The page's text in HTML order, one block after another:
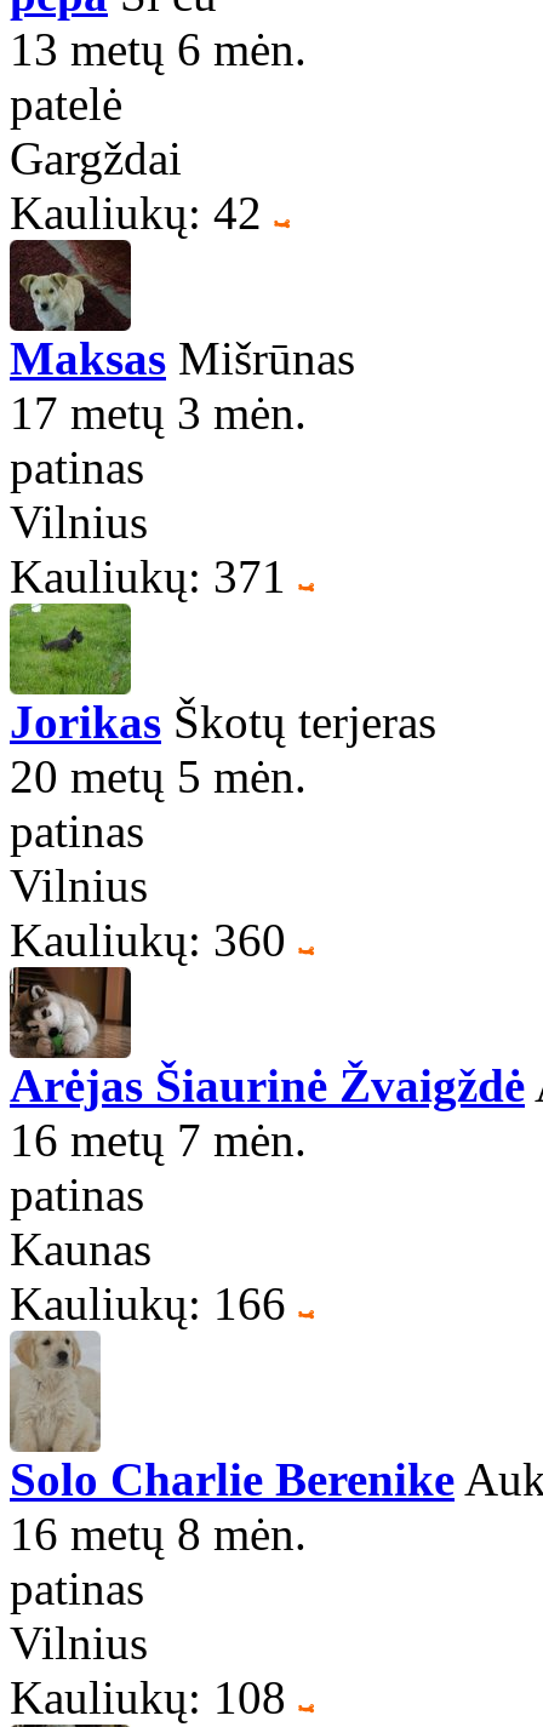
13 metų 6 mėn.
patelė
Gargždai
Kauliukų: 42
Maksas Mišrūnas
17 metų 3 mėn.
patinas
Vilnius
Kauliukų: 371
Jorikas Škotų terjeras
20 metų 5 mėn.
patinas
Vilnius
Kauliukų: 360
Arėjas Šiaurinė Žvaigždė
16 metų 7 mėn.
patinas
Kaunas
Kauliukų: 166
Solo Charlie Berenike
16 metų 8 mėn.
patinas
Vilnius
Kauliukų: 108